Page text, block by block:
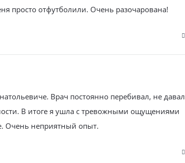
просто отфутболили. Очень разочарована!
Врач постоянно перебивал, не давал
В итоге я ушла с тревожными ощущениями
Очень неприятный опыт.